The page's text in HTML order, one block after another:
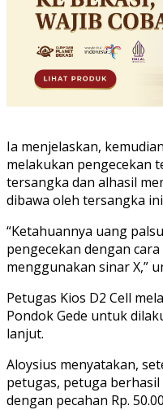
Ia menjelaskan,
melakukan pengecekan
tersangka dan alhasil
dibawa oleh tersangka
“Ketahuannya uang
pengecekan dengan
menggunakan sinar X,”
Petugas Kios D2 Cell
Pondok Gede untuk
lanjut.
Aloysius menyatakan,
petugas, petuga
dengan pecahan Rp.